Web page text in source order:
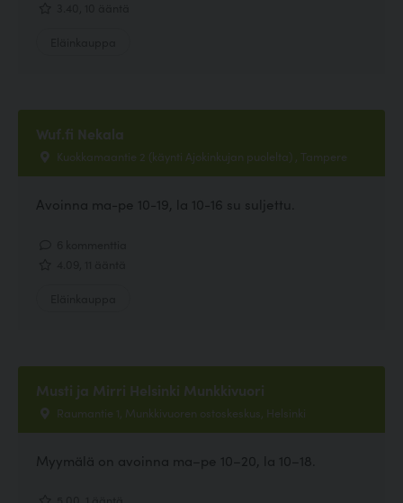
Wuf.fi Nekala
Kuokkamaantie 2 (käynti Ajokinkujan puolelta) , Tampere
Avoinna ma-pe 10-19, la 10-16 su suljettu.
Musti ja Mirri Helsinki Munkkivuori
Raumantie 1, Munkkivuoren ostoskeskus, Helsinki
Myymälä on avoinna ma–pe 10–20, la 10–18.